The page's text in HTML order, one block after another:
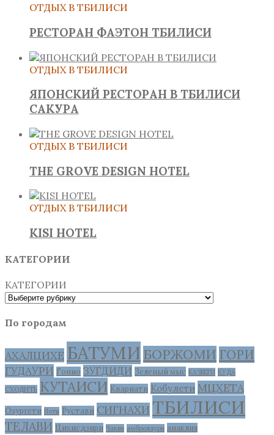
ОТДЫХ В ТБИЛИСИ
РЕСТОРАН ФАЭТОН ТБИЛИСИ
ОТДЫХ В ТБИЛИСИ
ЯПОНСКИЙ РЕСТОРАН В ТБИЛИСИ
САКУРА
ОТДЫХ В ТБИЛИСИ
THE GROVE DESIGN HOTEL
ОТДЫХ В ТБИЛИСИ
KISI HOTEL
КАТЕГОРИИ
КАТЕГОРИИ
По городам
АХАЛЦИХЕ БАТУМИ БОРЖОМИ ГОРИ
ГУДАУРИ Гонио ЗУГДИДИ Зеленый мыс КАЗБЕГИ КУДА
СХОДИТЬ КУТАИСИ Квариати Кобулети МЦХЕТА
Озургети Поти Рустави СИГНАХИ ТБИЛИСИ
ТЕЛАВИ Цихисдзири Чакви амбролаури анаклия